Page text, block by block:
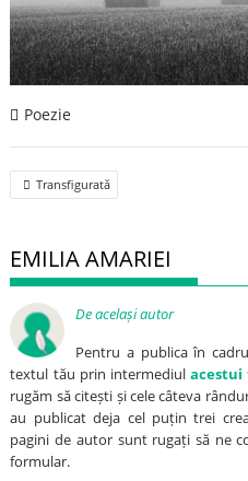
Poezie
Post
navigation
Transfigurată
EMILIA AMARIEI
De același autor
Pentru a publica în
textul tău prin intermediul
rugăm să citești și cele câteva
au publicat deja cel puțin trei
pagini de autor sunt rugați să ne
formular.